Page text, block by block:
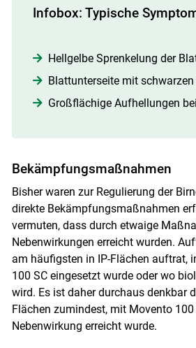
Infobox: Typische
Hellgelbe Sprenkelung der
Blattunterseite mit
Großflächige Aufhellungen
Bekämpfungsmaßnahmen
Bisher waren zur Regulierung der
direkte Bekämpfungsmaßnahmen
vermuten, dass durch etwaige
Nebenwirkungen erreicht wurden.
am häufigsten in IP-Flächen auftrat,
100 SC eingesetzt wurde oder wo
wird. Es ist daher durchaus denkbar
Flächen zumindest, mit Movento 100
Nebenwirkung erreicht wurde.